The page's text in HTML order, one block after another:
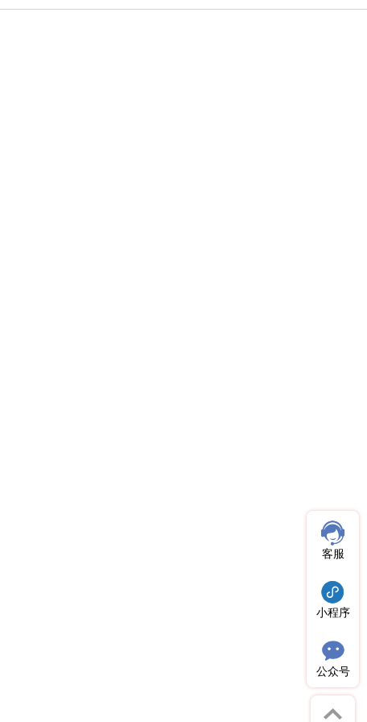
客服
小程序
公众号